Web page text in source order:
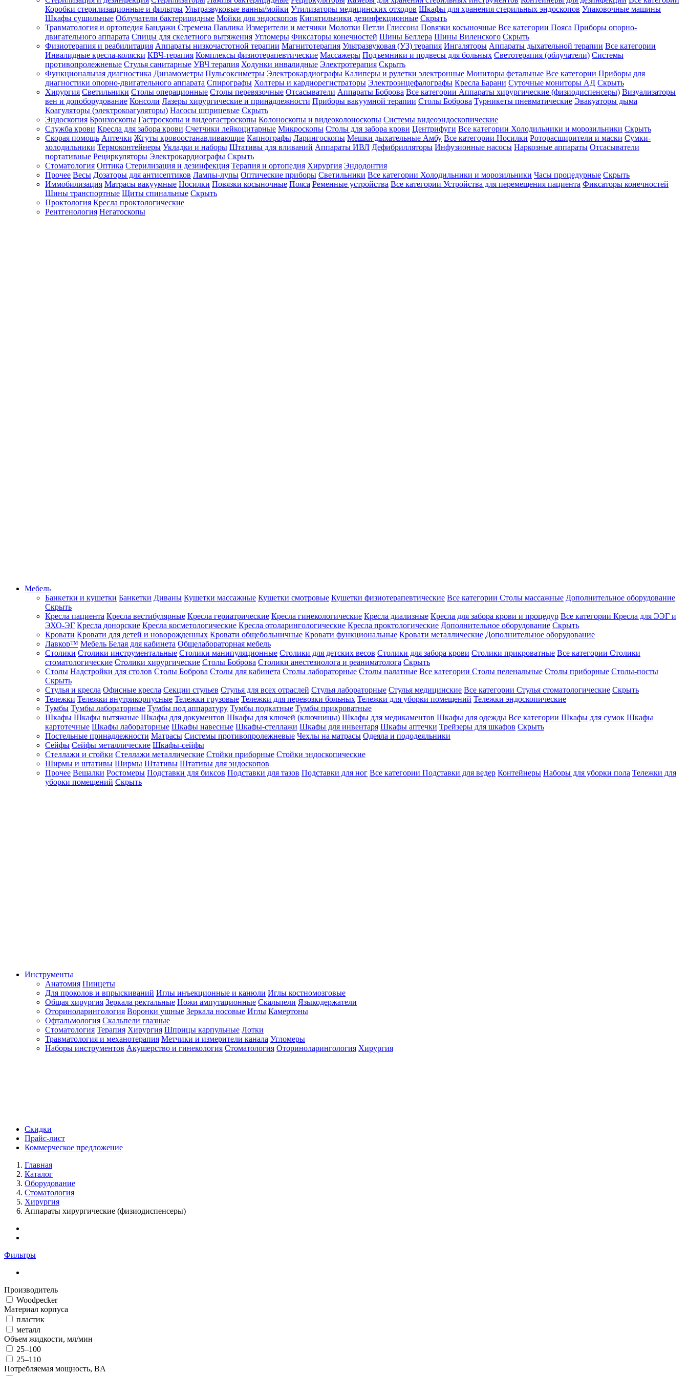
Зарегистрироваться
Зачем
регистрироваться?
Все
покупки
в
одном
месте
Личный
менеджер
Отслеживание
статуса
заказа
Коробки стерилизационные и фильтры Ультразвуковые ванны/мойки Утилизаторы медицинских отходов Шкафы для хранения стерильных эндоскопов Упаковочные машины
Шкафы сушильные Облучатели бактерицидные Мойки для эндоскопов Кипятильники дезинфекционные Скрыть
Травматология и ортопедия Бандажи Стремена Павлика Измерители и метчики Молотки Петли Глиссона Повязки косыночные Все категории Пояса Приборы опорно-
двигательного аппарата Спицы для скелетного вытяжения Угломеры Фиксаторы конечностей Шины Беллера Шины Виленского Скрыть
Физиотерапия и реабилитация Аппараты низкочастотной терапии Магнитотерапия Ультразвуковая (УЗ) терапия Ингаляторы Аппараты дыхательной терапии Все категории
Инвалидные кресла-коляски КВЧ-терапия Комплексы физиотерапевтические Массажеры Подъемники и подвесы для больных Светотерапия (облучатели) Системы
противопролежневые Стулья санитарные УВЧ терапия Ходунки инвалидные Электротерапия Скрыть
Функциональная диагностика Динамометры Пульсоксиметры Электрокардиографы Калиперы и рулетки электронные Мониторы фетальные Все категории Приборы для
диагностики опорно-двигательного аппарата Спирографы Холтеры и кардиорегистраторы Электроэнцефалографы Кресла Барани Суточные мониторы АД Скрыть
Хирургия Светильники Столы операционные Столы перевязочные Отсасыватели Аппараты Боброва Все категории Аппараты хирургические (физиодиспенсеры) Визуализаторы
вен и допоборудование Консоли Лазеры хирургические и принадлежности Приборы вакуумной терапии Столы Боброва Турникеты пневматические Эвакуаторы дыма
Коагуляторы (электрокоагуляторы) Насосы шприцевые Скрыть
Эндоскопия Бронхоскопы Гастроскопы и видеогастроскопы Колоноскопы и видеоколоноскопы Системы видеоэндоскопические
Служба крови Кресла для забора крови Счетчики лейкоцитарные Микроскопы Столы для забора крови Центрифуги Все категории Холодильники и морозильники Скрыть
Скорая помощь Аптечки Жгуты кровоостанавливающие Капнографы Ларингоскопы Мешки дыхательные Амбу Все категории Носилки Роторасширители и маски Сумки-
холодильники Термоконтейнеры Укладки и наборы Штативы для вливаний Аппараты ИВЛ Дефибрилляторы Инфузионные насосы Наркозные аппараты Отсасыватели
портативные Рециркуляторы Электрокардиографы Скрыть
Стоматология Оптика Стерилизация и дезинфекция Терапия и ортопедия Хирургия Эндодонтия
Прочее Весы Дозаторы для антисептиков Лампы-лупы Оптические приборы Светильники Все категории Холодильники и морозильники Часы процедурные Скрыть
Иммобилизация Матрасы вакуумные Носилки Повязки косыночные Пояса Ременные устройства Все категории Устройства для перемещения пациента Фиксаторы конечностей
Шины транспортные Щиты спинальные Скрыть
Проктология Кресла проктологические
Рентгенология Негатоскопы
Мебель
Банкетки и кушетки Банкетки Диваны Кушетки массажные Кушетки смотровые Кушетки физиотерапевтические Все категории Столы массажные Дополнительное оборудование
Скрыть
Кресла пациента Кресла вестибулярные Кресла гериатрические Кресла гинекологические Кресла диализные Кресла для забора крови и процедур Все категории Кресла для ЭЭГ и
ЭХО-ЭГ Кресла донорские Кресла косметологические Кресла отоларингологические Кресла проктологические Дополнительное оборудование Скрыть
Кровати Кровати для детей и новорожденных Кровати общебольничные Кровати функциональные Кровати металлические Дополнительное оборудование
Лавкор™ Мебель Белая для кабинета Общелабораторная мебель
Столики Столики инструментальные Столики манипуляционные Столики для детских весов Столики для забора крови Столики прикроватные Все категории Столики
стоматологические Столики хирургические Столы Боброва Столики анестезиолога и реаниматолога Скрыть
Столы Надстройки для столов Столы Боброва Столы для кабинета Столы лабораторные Столы палатные Все категории Столы пеленальные Столы приборные Столы-посты
Скрыть
Стулья и кресла Офисные кресла Секции стульев Стулья для всех отраслей Стулья лабораторные Стулья медицинские Все категории Стулья стоматологические Скрыть
Тележки Тележки внутрикорпусные Тележки грузовые Тележки для перевозки больных Тележки для уборки помещений Тележки эндоскопические
Тумбы Тумбы лабораторные Тумбы под аппаратуру Тумбы подкатные Тумбы прикроватные
Шкафы Шкафы вытяжные Шкафы для документов Шкафы для ключей (ключницы) Шкафы для медикаментов Шкафы для одежды Все категории Шкафы для сумок Шкафы
картотечные Шкафы лабораторные Шкафы навесные Шкафы-стеллажи Шкафы для инвентаря Шкафы аптечки Трейзеры для шкафов Скрыть
Постельные принадлежности Матрасы Системы противопролежневые Чехлы на матрасы Одеяла и пододеяльники
Сейфы Сейфы металлические Шкафы-сейфы
Стеллажи и стойки Стеллажи металлические Стойки приборные Стойки эндоскопические
Ширмы и штативы Ширмы Штативы Штативы для эндоскопов
Прочее Вешалки Ростомеры Подставки для биксов Подставки для тазов Подставки для ног Все категории Подставки для ведер Контейнеры Наборы для уборки пола Тележки для
уборки помещений Скрыть
Инструменты
Анатомия Пинцеты
Для проколов и впрыскиваний Иглы инъекционные и канюли Иглы костномозговые
Общая хирургия Зеркала ректальные Ножи ампутационные Скальпели Языкодержатели
Оториноларингология Воронки ушные Зеркала носовые Иглы Камертоны
Офтальмология Скальпели глазные
Стоматология Терапия Хирургия Шприцы карпульные Лотки
Травматология и механотерапия Метчики и измерители канала Угломеры
Наборы инструментов Акушерство и гинекология Стоматология Оториноларингология Хирургия
Скидки
Прайс-лист
Коммерческое предложение
Главная
Каталог
Оборудование
Стоматология
Хирургия
Аппараты хирургические (физиодиспенсеры)
Фильтры
Производитель
Woodpecker
Материал корпуса
пластик
металл
Объем жидкости, мл/мин
25–100
25–110
Потребляемая мощность, BA